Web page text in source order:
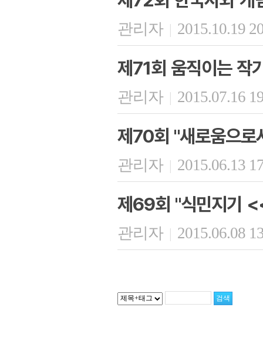
관리자 | 2015.10.19
제71회 움직이는 작
관리자 | 2015.07.16
제70회 "새로움으로
관리자 | 2015.06.13
제69회 "식민지기
관리자 | 2015.06.08